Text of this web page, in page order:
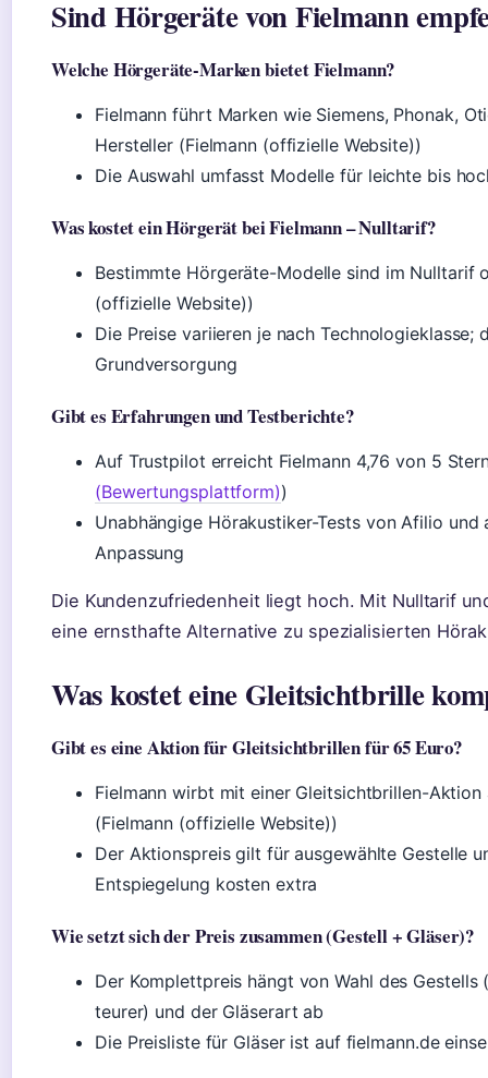
Sind Hörgeräte von Fielmann
Welche Hörgeräte-Marken bietet Fielmann?
Fielmann führt Marken wie Siemens, Phonak,
Hersteller (Fielmann (offizielle Website))
Die Auswahl umfasst Modelle für leichte bis
Was kostet ein Hörgerät bei Fielmann – Nulltarif?
Bestimmte Hörgeräte-Modelle sind im Nulltarif
(offizielle Website))
Die Preise variieren je nach
Grundversorgung
Gibt es Erfahrungen und Testberichte?
Auf Trustpilot erreicht Fielmann 4,76 von 5
(Bewertungsplattform))
Unabhängige Hörakustiker-Tests von Afilio
Anpassung
Die Kundenzufriedenheit liegt hoch. Mit Nulltarif
eine ernsthafte Alternative zu spezialisierten
Was kostet eine Gleitsichtbrille
Gibt es eine Aktion für Gleitsichtbrillen für 65 Euro?
Fielmann wirbt mit einer Gleitsichtbrillen-
(Fielmann (offizielle Website))
Der Aktionspreis gilt für ausgewählte Gestelle
Entspiegelung kosten extra
Wie setzt sich der Preis zusammen (Gestell + Gläser)?
Der Komplettpreis hängt von Wahl des
teurer) und der Gläserart ab
Die Preisliste für Gläser ist auf fielmann.de